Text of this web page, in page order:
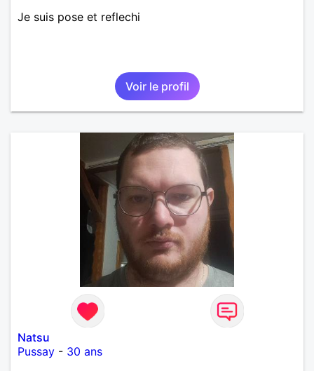
Je suis pose et reflechi
Voir le profil
Natsu
Pussay - 30 ans